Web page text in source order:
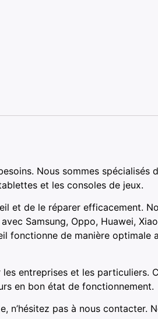
Nous sommes spécialisés
et les consoles de jeux.
et de le réparer efficacement.
Samsung, Oppo, Huawei,
fonctionne de manière optimale
entreprises et les particuliers.
en bon état de fonctionnement.
n’hésitez pas à nous contacter.